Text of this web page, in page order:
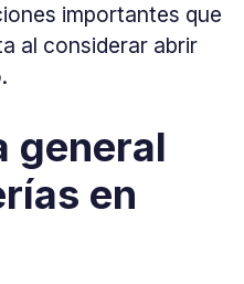
importantes que
al considerar abrir
general
en